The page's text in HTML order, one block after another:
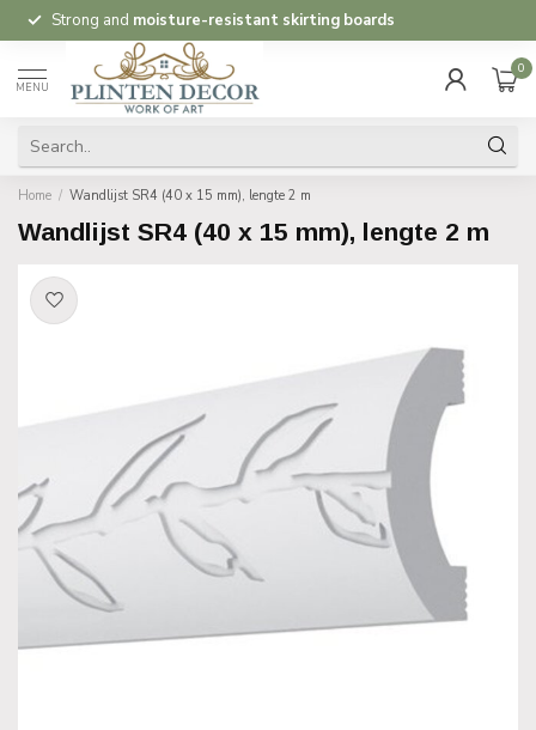
Strong and moisture-resistant skirting boards
MENU
0
Home / Wandlijst SR4 (40 x 15 mm), lengte 2 m
Wandlijst SR4 (40 x 15 mm), lengte 2 m